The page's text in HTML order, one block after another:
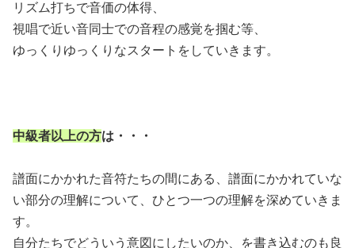
リズム打ちで音価の体得、
視唱で近い音同士での音程の感覚を掴む等、
ゆっくりゆっくりなスタートをしていきます。
中級者以上の方は・・・
譜面にかかれた音符たちの間にある、譜面にかかれていな
い部分の理解について、ひとつ一つの理解を深めていきま
す。
自分たちでどういう意図にしたいのか、を書き込むのも良